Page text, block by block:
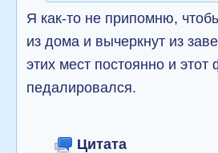
Я как-то не припомню,
из дома и вычеркнут из
этих мест постоянно и этот
педалировался.
Цитата